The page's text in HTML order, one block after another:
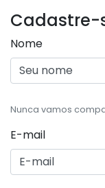
Cadastre-
Nome
Nunca vamos
E-mail